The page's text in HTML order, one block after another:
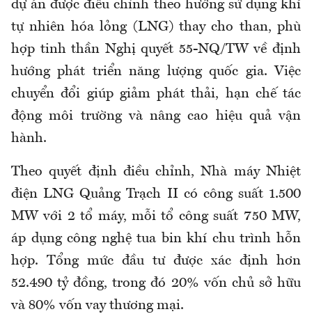
dự án được điều chỉnh theo hướng sử dụng khí
tự nhiên hóa lỏng (LNG) thay cho than, phù
hợp tinh thần Nghị quyết 55-NQ/TW về định
hướng phát triển năng lượng quốc gia. Việc
chuyển đổi giúp giảm phát thải, hạn chế tác
động môi trường và nâng cao hiệu quả vận
hành.
Theo quyết định điều chỉnh, Nhà máy Nhiệt
điện LNG Quảng Trạch II có công suất 1.500
MW với 2 tổ máy, mỗi tổ công suất 750 MW,
áp dụng công nghệ tua bin khí chu trình hỗn
hợp. Tổng mức đầu tư được xác định hơn
52.490 tỷ đồng, trong đó 20% vốn chủ sở hữu
và 80% vốn vay thương mại.